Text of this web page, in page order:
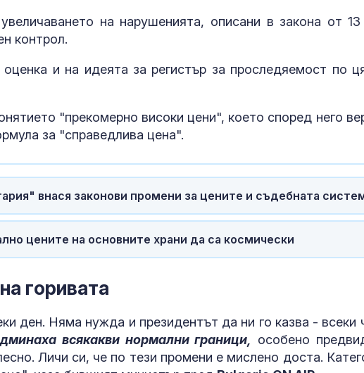
на нарушенията, описани в закона от
контрол.
и на идеята за регистър за проследяемост по
"прекомерно високи цени", което според него
за "справедлива цена".
внася законови промени за цените и съдебната
цените на основните храни да са космически
горивата
ден. Няма нужда и президентът да ни го казва - всеки
всякакви нормални граници,
особено
Личи си, че по тези промени е мислено доста.